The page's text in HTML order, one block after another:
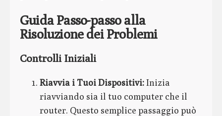
Guida Passo-passo alla
Risoluzione dei Problemi
Controlli Iniziali
Riavvia i Tuoi Dispositivi:Inizia
riavviando sia il tuo computer che il
router. Questo semplice passaggio può